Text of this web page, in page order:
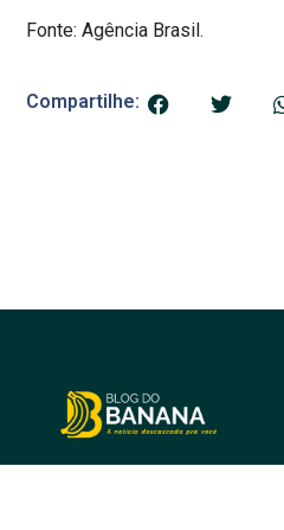
Fonte: Agência Brasil.
Compartilhe: